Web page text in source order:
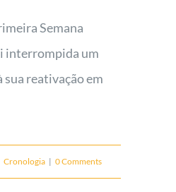
Semana
interrompida um
sua reativação em
Cronologia | 0 Comments